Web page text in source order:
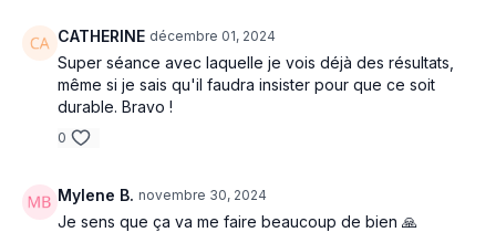
CATHERINE décembre 01, 2024
Super séance avec laquelle je vois déjà des résultats,
même si je sais qu'il faudra insister pour que ce soit
durable. Bravo !
0
Mylene B. novembre 30, 2024
Je sens que ça va me faire beaucoup de bien 🙏